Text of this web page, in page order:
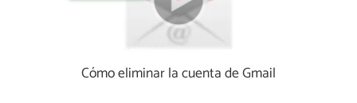
Cómo eliminar la cuenta de Gmail